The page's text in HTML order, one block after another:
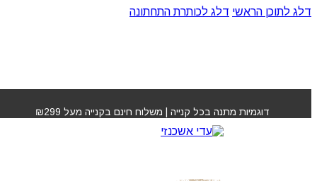
דלג לתוכן הראשי דלג לכותרת התחתונה
דוגמיות מתנה בכל קנייה | משלוח חינם בקנייה מעל ₪299
מוצרי טיפול וטיפוח